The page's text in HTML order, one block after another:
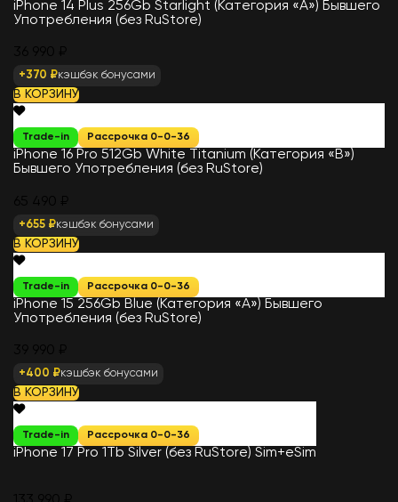
iPhone 14 Plus 256Gb Starlight (Категория «А») Бывшего
Употребления (без RuStore)
+370 ₽кэшбэк бонусами
В КОРЗИНУ
Trade-in Рассрочка 0-0-36
iPhone 16 Pro 512Gb White Titanium (Категория «B»)
Бывшего Употребления (без RuStore)
+655 ₽кэшбэк бонусами
В КОРЗИНУ
Trade-in Рассрочка 0-0-36
iPhone 15 256Gb Blue (Категория «А») Бывшего
Употребления (без RuStore)
+400 ₽кэшбэк бонусами
В КОРЗИНУ
Trade-in Рассрочка 0-0-36
iPhone 17 Pro 1Tb Silver (без RuStore) Sim+eSim